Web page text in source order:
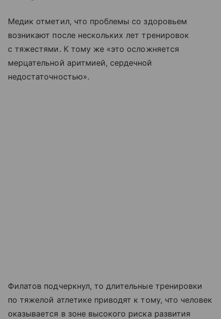
Медик отметил, что проблемы со здоровьем
возникают после нескольких лет тренировок
с тяжестями. К тому же «это осложняется
мерцательной аритмией, сердечной
недостаточностью».
Филатов подчеркнул, то длительные тренировки
по тяжелой атлетике приводят к тому, что человек
оказывается в зоне высокого риска развития